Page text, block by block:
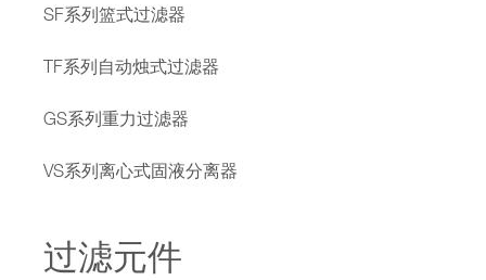
SF系列篮式过滤器
TF系列自动烛式过滤器
GS系列重力过滤器
VS系列离心式固液分离器
过滤元件